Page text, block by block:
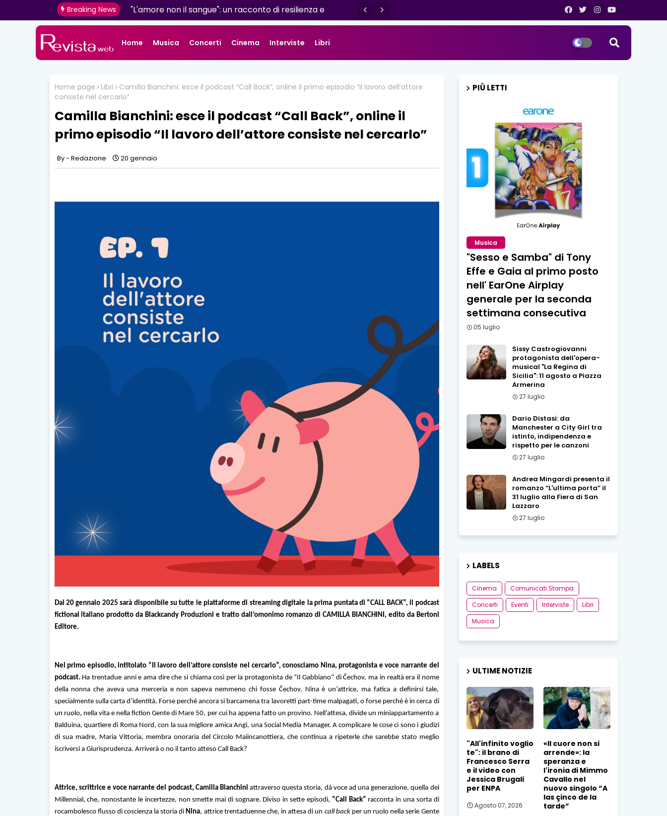
Breaking News
"L'amore non il sangue": un racconto di resilienza e
determinazione firmato da Luisa D'Amico
“Mirame” di MDC: un brano che racconta l’amore
imperfetto
Home Musica Concerti Cinema Interviste Libri
Home page Libri
Camilla Bianchini: esce il podcast “Call Back”, online il primo episodio “Il lavoro dell’attore
consiste nel cercarlo”
Camilla Bianchini: esce il podcast “Call Back”, online il
primo episodio “Il lavoro dell’attore consiste nel cercarlo”
Redazione 20 gennaio
Dal 20 gennaio 2025 sarà disponibile su tutte le piattaforme di streaming digitale la prima puntata di “CALL BACK”, il podcast
fictional italiano prodotto da Blackcandy Produzioni e tratto dall’omonimo romanzo di CAMILLA BIANCHINI, edito da Bertoni
Editore.
Nel primo episodio, intitolato “Il lavoro dell’attore consiste nel cercarlo”, conosciamo Nina, protagonista e voce narrante del
podcast. Ha trentadue anni e ama dire che si chiama così per la protagonista de “Il Gabbiano” di Čechov, ma in realtà era il nome
della nonna che aveva una merceria e non sapeva nemmeno chi fosse Čechov. Nina è un’attrice, ma fatica a definirsi tale,
specialmente sulla carta d’identità. Forse perché ancora si barcamena tra lavoretti part-time malpagati, o forse perché è in cerca di
un ruolo, nella vita e nella fiction Gente di Mare 50, per cui ha appena fatto un provino. Nell’attesa, divide un miniappartamento a
Balduina, quartiere di Roma Nord, con la sua migliore amica Angi, una Social Media Manager. A complicare le cose ci sono i giudizi
di sua madre, Maria Vittoria, membra onoraria del Circolo Maiincanottiera, che continua a ripeterle che sarebbe stato meglio
iscriversi a Giurisprudenza. Arriverà o no il tanto atteso Call Back?
Attrice, scrittrice e voce narrante del podcast, Camilla Bianchini attraverso questa storia, dà voce ad una generazione, quella dei
Millennial, che, nonostante le incertezze, non smette mai di sognare. Diviso in sette episodi, “Call Back” racconta in una sorta di
rocambolesco flusso di coscienza la storia di Nina, attrice trentaduenne che, in attesa di un call backper un ruolo nella serie Gente
PIÙ LETTI
Musica
"Sesso e Samba" di Tony
Effe e Gaia al primo posto
nell' EarOne Airplay
generale per la seconda
settimana consecutiva
05 luglio
Sissy Castrogiovanni
protagonista dell'opera-
musical "La Regina di
Sicilia": 11 agosto a Piazza
Armerina
27 luglio
Dario Distasi: da
Manchester a City Girl tra
istinto, indipendenza e
rispetto per le canzoni
27 luglio
Andrea Mingardi presenta il
romanzo “L'ultima porta” il
31 luglio alla Fiera di San
Lazzaro
27 luglio
LABELS
Cinema
Comunicati Stampa
Concerti
Eventi Interviste
Libri
Musica
ULTIME NOTIZIE
"All'infinito voglio
te": il brano di
Francesco Serra
e il video con
Jessica Brugali
per ENPA
Agosto 07, 2026
«Il cuore non si
arrende»: la
speranza e
l'ironia di Mimmo
Cavallo nel
nuovo singolo “A
las çinco de la
tarde”